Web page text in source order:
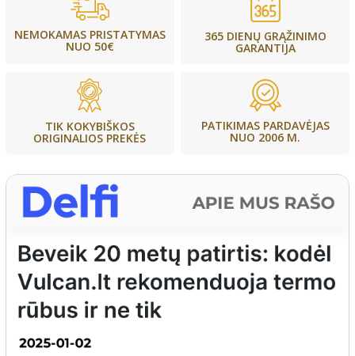
NEMOKAMAS PRISTATYMAS
NUO 50€
365 DIENŲ GRĄŽINIMO
GARANTIJA
TIK KOKYBIŠKOS
ORIGINALIOS PREKĖS
PATIKIMAS PARDAVĖJAS
NUO 2006 M.